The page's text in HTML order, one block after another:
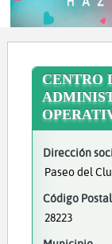
CENTRO
Dirección
Paseo del
Código Postal
28223